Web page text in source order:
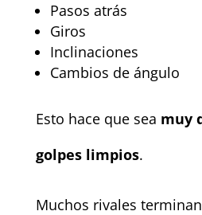
Pasos atrás
Giros
Inclinaciones
Cambios de ángulo
Esto hace que sea muy
golpes limpios.
Muchos rivales